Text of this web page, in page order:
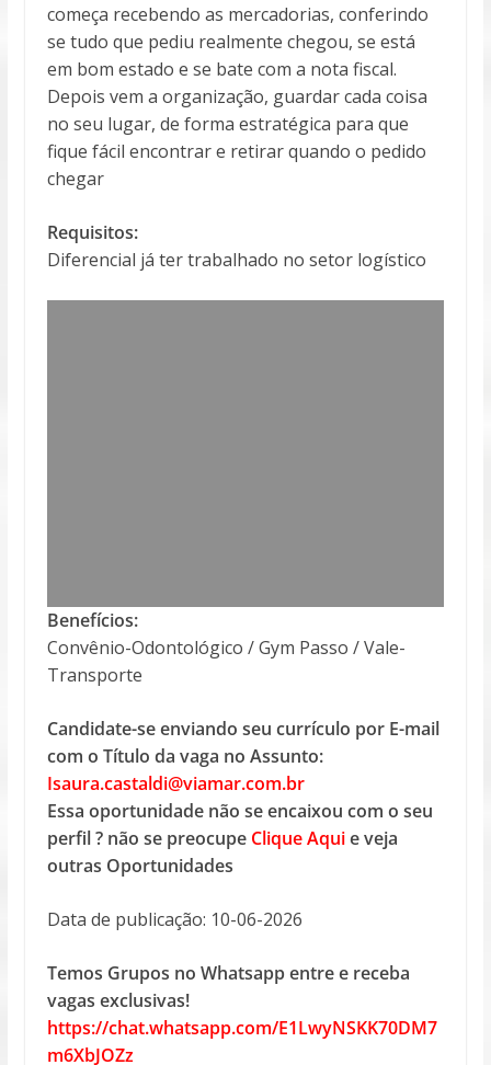
começa recebendo as mercadorias, conferindo
se tudo que pediu realmente chegou, se está
em bom estado e se bate com a nota fiscal.
Depois vem a organização, guardar cada coisa
no seu lugar, de forma estratégica para que
fique fácil encontrar e retirar quando o pedido
chegar
Requisitos:
Diferencial já ter trabalhado no setor logístico
Benefícios:
Convênio-Odontológico / Gym Passo / Vale-
Transporte
Candidate-se enviando seu currículo por E-mail
com o Título da vaga no Assunto:
Isaura.castaldi@viamar.com.br
Essa oportunidade não se encaixou com o seu
perfil ? não se preocupe Clique Aquie veja
outras Oportunidades
Data de publicação: 10-06-2026
Temos Grupos no Whatsapp entre e receba
vagas exclusivas!
https://chat.whatsapp.com/E1LwyNSKK70DM7
m6XbJOZz